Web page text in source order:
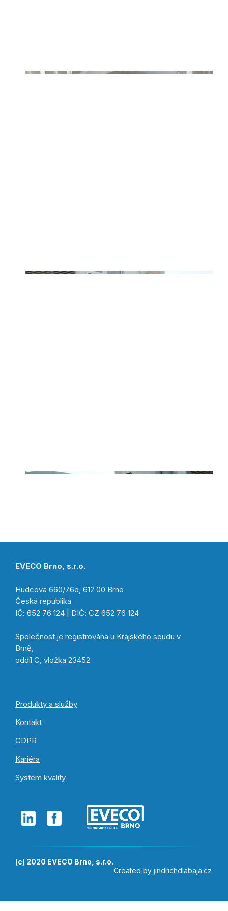
EVECO Brno, s.r.o.
Hudcova 660/76d, 612 00 Brno
Česká republika
IČ: 652 76 124 | DIČ: CZ 652 76 124
Společnost je registrována u Krajského soudu v
Brně,
oddíl C, vložka 23452
Produkty a služby
Kontakt
GDPR
Kariéra
Systém kvality
(c) 2020 EVECO Brno, s.r.o.
Created by jindrichdlabaja.cz